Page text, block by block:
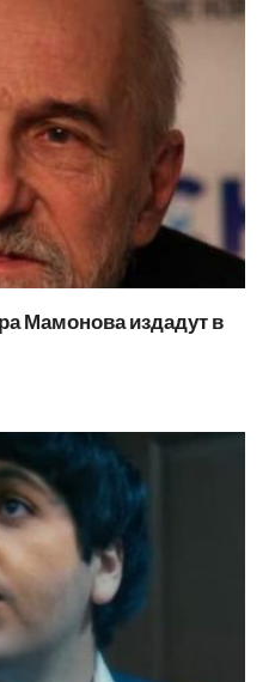
Мамонова издадут в